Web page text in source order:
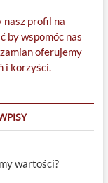
profil na
by wspomóc nas
oferujemy
i korzyści.
wartości?